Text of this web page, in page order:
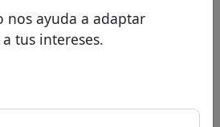
nos ayuda a adaptar
tus intereses.
Medio